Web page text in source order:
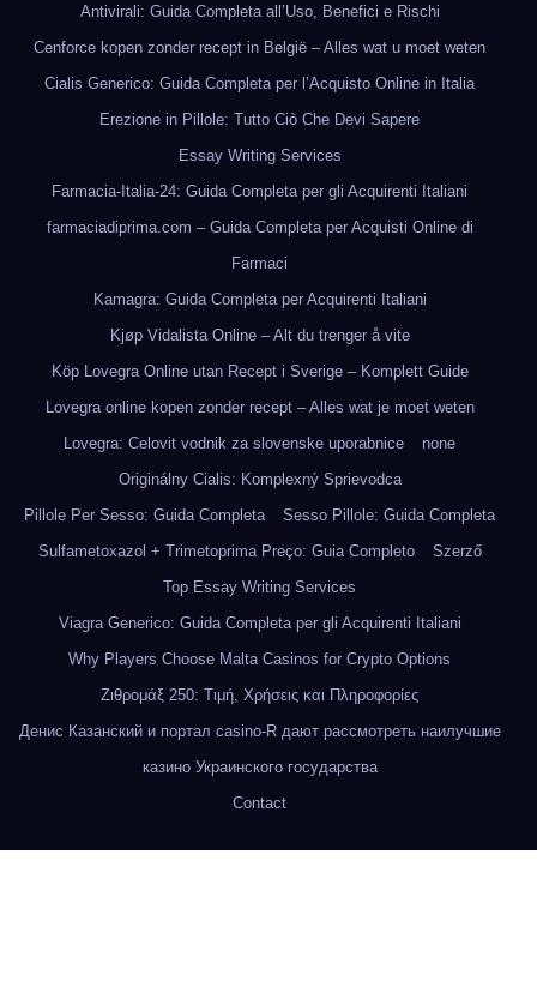
Antivirali: Guida Completa all’Uso, Benefici e Rischi
Cenforce kopen zonder recept in België – Alles wat u moet weten
Cialis Generico: Guida Completa per l’Acquisto Online in Italia
Erezione in Pillole: Tutto Ciò Che Devi Sapere
Essay Writing Services
Farmacia-Italia-24: Guida Completa per gli Acquirenti Italiani
farmaciadiprima.com – Guida Completa per Acquisti Online di
Farmaci
Kamagra: Guida Completa per Acquirenti Italiani
Kjøp Vidalista Online – Alt du trenger å vite
Köp Lovegra Online utan Recept i Sverige – Komplett Guide
Lovegra online kopen zonder recept – Alles wat je moet weten
Lovegra: Celovit vodnik za slovenske uporabnice
none
Originálny Cialis: Komplexný Sprievodca
Pillole Per Sesso: Guida Completa
Sesso Pillole: Guida Completa
Sulfametoxazol + Trimetoprima Preço: Guia Completo
Szerző
Top Essay Writing Services
Viagra Generico: Guida Completa per gli Acquirenti Italiani
Why Players Choose Malta Casinos for Crypto Options
Ζιθρομάξ 250: Τιμή, Χρήσεις και Πληροφορίες
Денис Казанский и портал casino-R дают рассмотреть наилучшие
казино Украинского государства
Contact